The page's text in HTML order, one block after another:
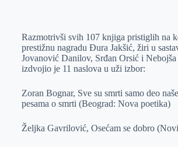
e
r
I
n
s
A
p
p
a
i
l
Razmotrivši svih 107 knjiga pristiglih na
prestižnu nagradu Đura Jakšić, žiri u
Jovanović Danilov, Srđan Orsić i
izdvojio je 11 naslova u uži izbor:
Zoran Bognar, Sve su smrti samo deo
pesama o smrti (Beograd: Nova poetika)
Željka Gavrilović, Osećam se dobro